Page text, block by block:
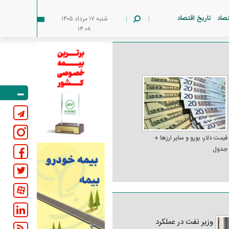
تاریخ اقتصاد
شنبه ۱۷ مرداد ۱۴۰۵
۱۴:۰۸
قیمت دلار، یورو و سایر ارز‌ها +
جدول
وزیر نفت در عملکرد